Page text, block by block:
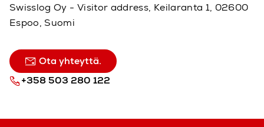
Swisslog Oy - Visitor address, Keilaranta 1, 02600
Espoo, Suomi
Ota yhteyttä.
+358 503 280 122